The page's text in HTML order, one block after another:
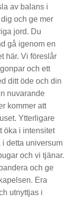
av balans i
och ge mer
jord. Du
gå igenom en
här. Vi föreslår
och ett
ditt öde och din
nuvarande
kommer att
Ytterligare
öka i intensitet
detta universum
och vi tjänar.
och ge
Era
utnyttjas i